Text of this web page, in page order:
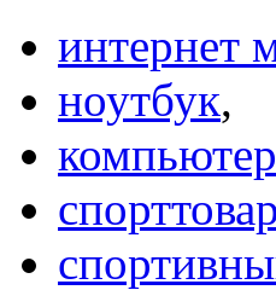
интернет
ноутбук,
компьютер